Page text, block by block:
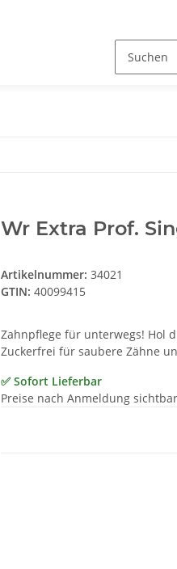
Wr Extra Prof.
Artikelnummer: 34021
GTIN: 40099415
Zahnpflege für unterwegs! Hol
Zuckerfrei für saubere Zähne
✅ Sofort Lieferbar
Preise nach Anmeldung sichtbar